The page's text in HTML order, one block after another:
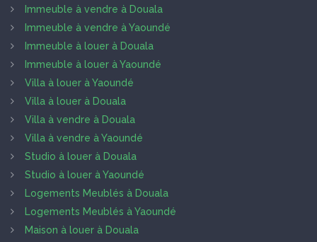
Immeuble à vendre à Douala
Immeuble à vendre à Yaoundé
Immeuble à louer à Douala
Immeuble à louer à Yaoundé
Villa à louer à Yaoundé
Villa à louer à Douala
Villa à vendre à Douala
Villa à vendre à Yaoundé
Studio à louer à Douala
Studio à louer à Yaoundé
Logements Meublés à Douala
Logements Meublés à Yaoundé
Maison à louer à Douala